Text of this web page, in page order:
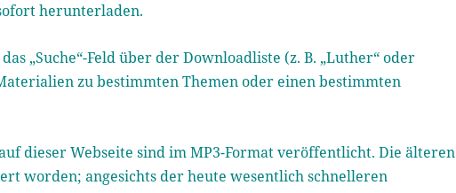
herunterladen.
„Suche“-Feld über der Downloadliste (z. B. „Luther“ oder
zu bestimmten Themen oder einen bestimmten
dieser Webseite sind im MP3-Format veröffentlicht. Die älteren
worden; angesichts der heute wesentlich schnelleren